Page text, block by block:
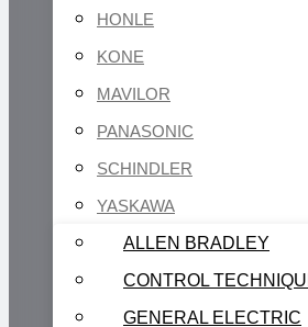
HONLE
KONE
MAVILOR
PANASONIC
SCHINDLER
YASKAWA
ALLEN BRADLEY
CONTROL
GENERAL ELECTRIC